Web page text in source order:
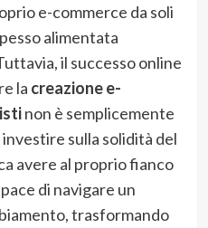
e-commerce da soli
alimentata
il successo online
la creazione e-
non è semplicemente
sulla solidità del
avere al proprio fianco
di navigare un
trasformando